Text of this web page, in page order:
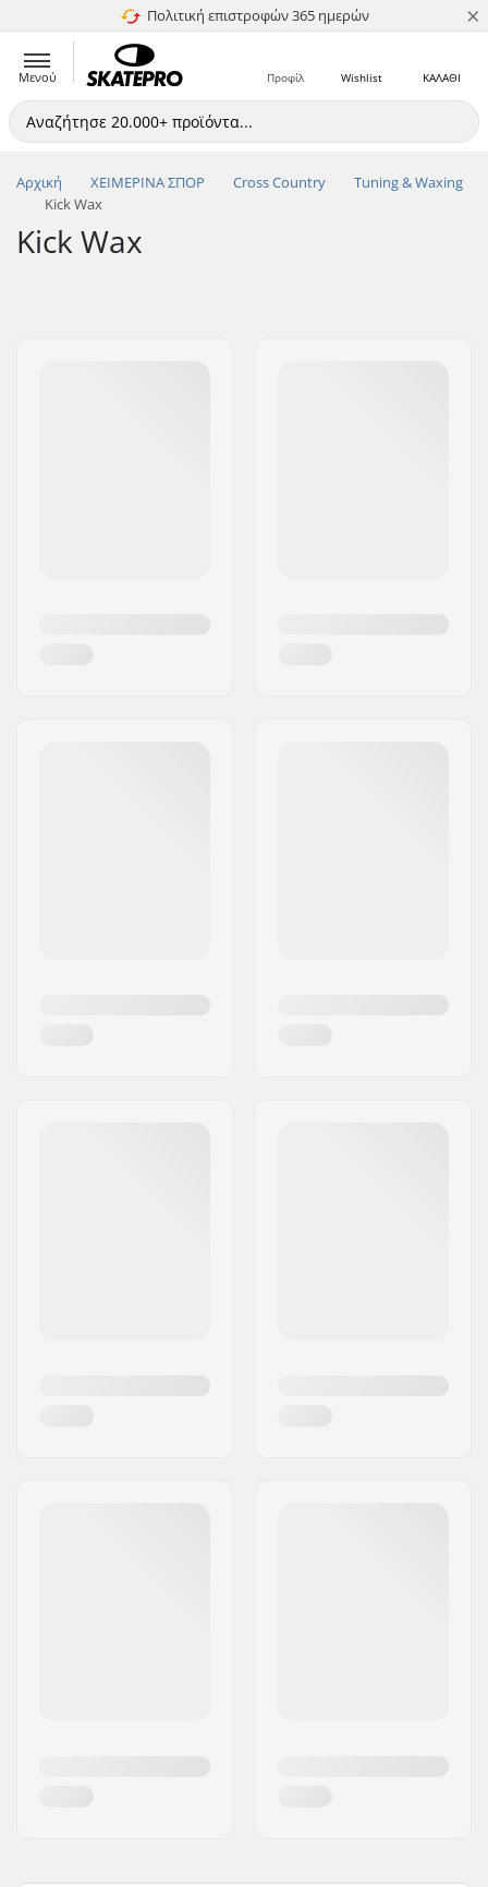
Πολιτική επιστροφών 365 ημερών
4.8 στα 5 ×
Μενού ΚΑΛΑΘΙ
Wishlist
Προφίλ
Αρχική ΧΕΙΜΕΡΙΝΑ ΣΠΟΡ Cross Country
Tuning & Waxing
Kick Wax
Kick Wax